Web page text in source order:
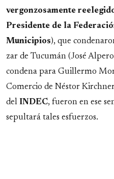
vergonzosamente
Presidente de la
Municipios), que
zar de Tucumán (José
condena para Guillermo
Comercio de Néstor
del INDEC, fueron en ese
sepultará tales esfuerzos.